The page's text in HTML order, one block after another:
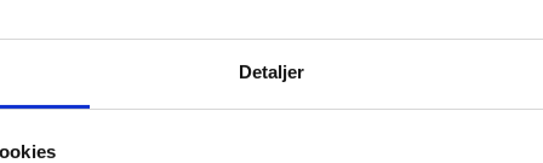
Detaljer
Sponsoreret: De bedste plus size-
og hvor du kan finde